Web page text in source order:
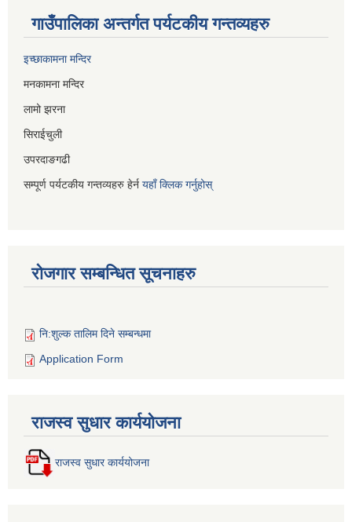
गाउँपालिका अन्तर्गत पर्यटकीय गन्तव्यहरु
इच्छाकामना मन्दिर
मनकामना मन्दिर
लामो झरना
सिराईचुली
उपरदाङगढी
सम्पूर्ण पर्यटकीय गन्तव्यहरु हेर्न यहाँ क्लिक गर्नुहोस्
रोजगार सम्बन्धित सूचनाहरु
नि:शुल्क तालिम दिने सम्बन्धमा
Application Form
राजस्व सुधार कार्ययोजना
राजस्व सुधार कार्ययोजना